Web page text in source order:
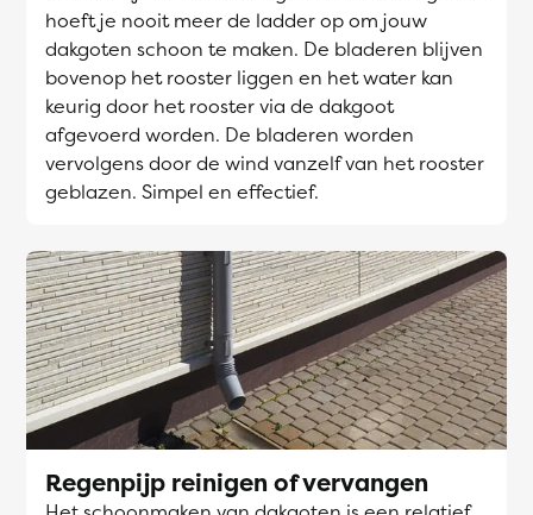
hoeft je nooit meer de ladder op om jouw
dakgoten schoon te maken. De bladeren blijven
bovenop het rooster liggen en het water kan
keurig door het rooster via de dakgoot
afgevoerd worden. De bladeren worden
vervolgens door de wind vanzelf van het rooster
geblazen. Simpel en effectief.
Regenpijp reinigen of vervangen